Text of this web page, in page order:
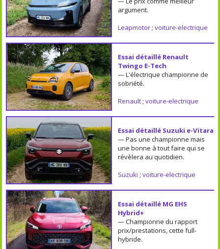
argument.
Leapmotor; voiture-electrique
Essai détaillé Renault
Twingo E-Tech
— L'électrique championne de
sobriété.
Renault; voiture-electrique
Essai détaillé Suzuki e-Vitara
— Pas une championne mais
une bonne à tout faire qui se
révèlera au quotidien.
Suzuki ; voiture-electrique
Essai détaillé MG EHS
Hybrid+
— Championne du rapport
prix/prestations, cette full-
hybride.